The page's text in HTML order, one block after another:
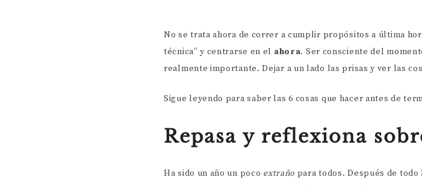
No se trata ahora de correr a cumplir propósitos a última
técnica” y centrarse en el ahora. Ser consciente del
realmente importante. Dejar a un lado las prisas y ver las
Sigue leyendo para saber las 6 cosas que hacer antes de
Repasa y reflexiona
Ha sido un año un poco extraño para todos. Después de